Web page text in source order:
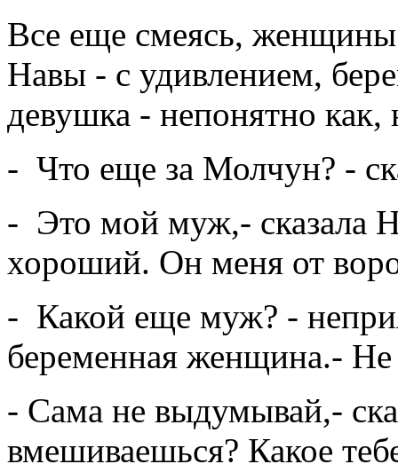
Все еще смеясь,
Навы - с удивлением,
девушка - непонятно как,
- Что еще за Молчун? -
- Это мой муж,- сказала
хороший. Он меня от
- Какой еще муж? -
беременная женщина.-
- Сама не выдумывай,-
вмешиваешься? Какое